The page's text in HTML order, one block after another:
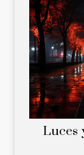
Luces